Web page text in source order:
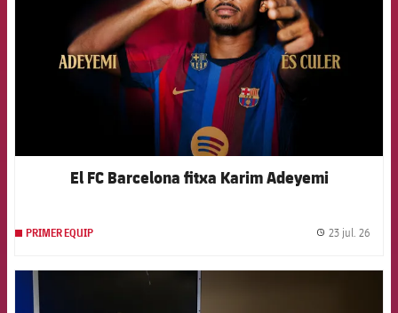
El FC Barcelona fitxa Karim Adeyemi
PRIMER EQUIP 23 jul. 26
FCB Barcelona badge